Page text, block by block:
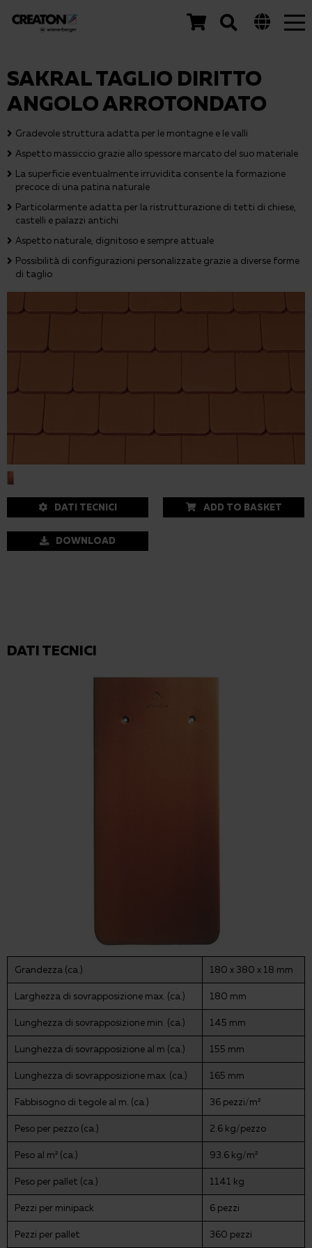
SAKRAL TAGLIO DIRITTO
ANGOLO ARROTONDATO
Gradevole struttura adatta per le montagne e le valli
Aspetto massiccio grazie allo spessore marcato del suo materiale
La superficie eventualmente irruvidita consente la formazione
precoce di una patina naturale
Particolarmente adatta per la ristrutturazione di tetti di chiese,
castelli e palazzi antichi
Aspetto naturale, dignitoso e sempre attuale
Possibilità di configurazioni personalizzate grazie a diverse forme
di taglio
DATI TECNICI ADD TO BASKET
DOWNLOAD
DATI TECNICI
Grandezza (ca.) 180 x 380 x 18 mm
Larghezza di sovrapposizione max. (ca.) 180 mm
Lunghezza di sovrapposizione min. (ca.) 145 mm
Lunghezza di sovrapposizione al m (ca.) 155 mm
Lunghezza di sovrapposizione max. (ca.) 165 mm
Fabbisogno di tegole al m. (ca.) 36 pezzi/m²
Peso per pezzo (ca.) 2.6 kg/pezzo
Peso al m² (ca.) 93.6 kg/m²
Peso per pallet (ca.) 1141 kg
Pezzi per minipack 6 pezzi
Pezzi per pallet 360 pezzi